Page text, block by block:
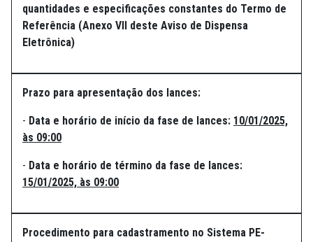
quantidades e especificações constantes do Termo de
Referência (Anexo VII deste Aviso de Dispensa
Eletrônica)
Prazo para apresentação dos lances:
- Data e horário de início da fase de lances: 10/01/2025,
às 09:00
- Data e horário de término da fase de lances:
15/01/2025, às 09:00
Procedimento para cadastramento no Sistema PE-